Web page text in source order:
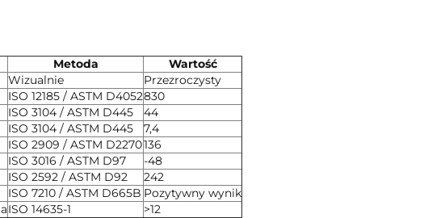
Metoda
Wartość
Wizualnie
Przezroczysty
ISO 12185 / ASTM D4052830
ISO 3104 / ASTM D445
44
ISO 3104 / ASTM D445
7,4
ISO 2909 / ASTM D2270136
ISO 3016 / ASTM D97
-48
ISO 2592 / ASTM D92
242
ISO 7210 / ASTM D665B Pozytywny wynik
ISO 14635-1
>12